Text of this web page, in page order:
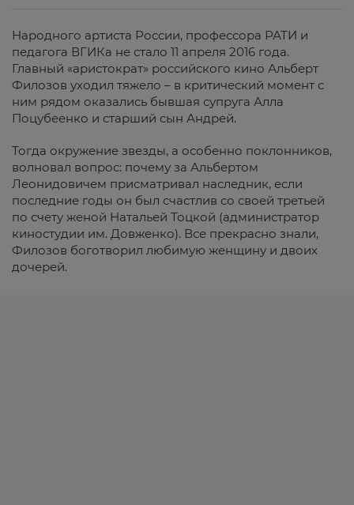
Народного артиста России, профессора РАТИ и
педагога ВГИКа не стало 11 апреля 2016 года.
Главный «аристократ» российского кино Альберт
Филозов уходил тяжело – в критический момент с
ним рядом оказались бывшая супруга Алла
Поцубеенко и старший сын Андрей.
Тогда окружение звезды, а особенно поклонников,
волновал вопрос: почему за Альбертом
Леонидовичем присматривал наследник, если
последние годы он был счастлив со своей третьей
по счету женой Натальей Тоцкой (администратор
киностудии им. Довженко). Все прекрасно знали,
Филозов боготворил любимую женщину и двоих
дочерей.